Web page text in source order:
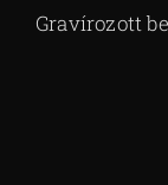
Gravírozott